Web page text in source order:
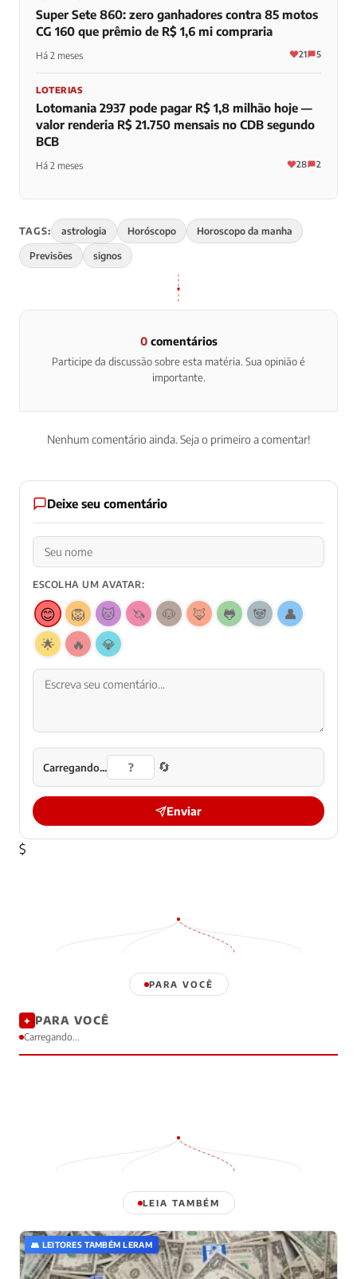
Super Sete 860: zero ganhadores contra 85 motos
CG 160 que prêmio de R$ 1,6 mi compraria
Há 2 meses 21 5
LOTERIAS
Lotomania 2937 pode pagar R$ 1,8 milhão hoje —
valor renderia R$ 21.750 mensais no CDB segundo
BCB
Há 2 meses 28 2
TAGS: astrologia Horóscopo Horoscopo da manha
Previsões signos
0comentários
Participe da discussão sobre esta matéria. Sua opinião é
importante.
Nenhum comentário ainda. Seja o primeiro a comentar!
Deixe seu comentário
ESCOLHA UM AVATAR:
😊 🦁 🐱 🦄 🐶 🦊 🐸 🐼
👤
🌟
🔥 💎
Carregando... 🔄
Enviar
$
PARA VOCÊ
✦ PARA VOCÊ
Carregando...
LEIA TAMBÉM
👥 LEITORES TAMBÉM LERAM